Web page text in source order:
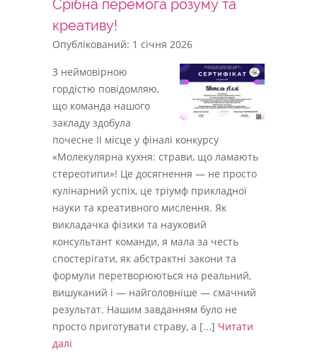
Срібна перемога розуму та
креативу!
Опублікований: 1 січня 2026
З неймовірною
гордістю повідомляю,
що команда нашого
закладу здобула
почесне ІІ місце у фіналі конкурсу
«Молекулярна кухня: страви, що ламають
стереотипи»! Це досягнення — не просто
кулінарний успіх, це тріумф прикладної
науки та креативного мислення. Як
викладачка фізики та науковий
консультант команди, я мала за честь
спостерігати, як абстрактні закони та
формули перетворюються на реальний,
вишуканий і — найголовніше — смачний
результат. Нашим завданням було не
просто приготувати страву, а [...] Читати
далі